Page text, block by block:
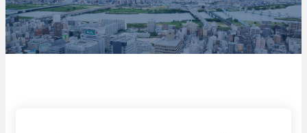
事業紹介
ビルオートメーション
職種紹介